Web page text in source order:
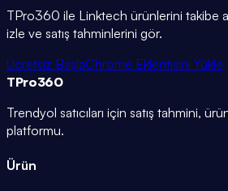
TPro360 ile Linktech ürünlerini takibe
izle ve satış tahminlerini gör.
Ücretsiz BaşlaChrome Eklentisini Yükle
TPro360
Trendyol satıcıları için satış tahmini,
platformu.
Ürün